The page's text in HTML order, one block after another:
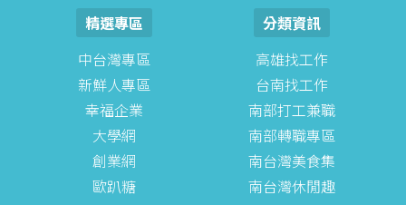
精選專區
中台灣專區
新鮮人專區
幸福企業
大學網
創業網
歐趴糖
分類資訊
高雄找工作
台南找工作
南部打工兼職
南部轉職專區
南台灣美食集
南台灣休閒趣